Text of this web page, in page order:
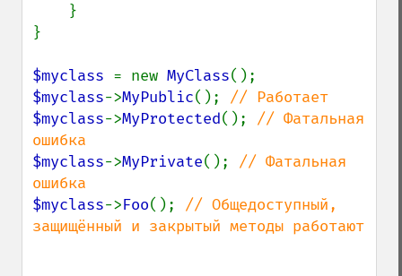
}
$myclass = new MyClass
$myclass->MyPublic();
$myclass->MyProtected(); // Фатальная
$myclass->MyPrivate(); // Фатальная
$myclass->Foo(); // Общедоступный,
защищённый и закрытый методы работают